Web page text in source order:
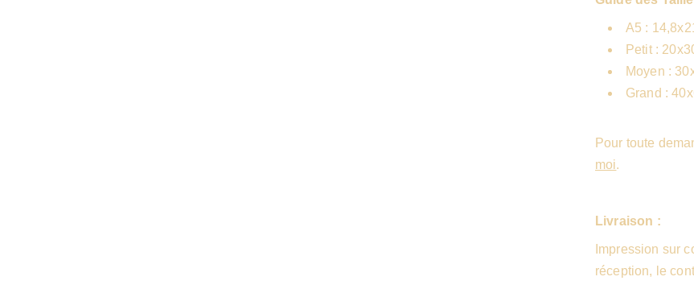
A5 :
Petit :
Moyen :
Grand :
Pour toute
moi.
Livraison :
Impression sur
réception, le